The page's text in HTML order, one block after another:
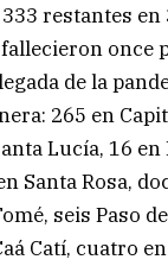
restantes
once
de la
265 en
Lucía, 16
Santa Rosa,
seis Paso
Catí, cuatro